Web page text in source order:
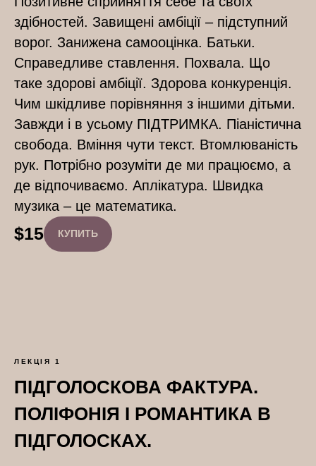
здібностей. Завищені амбіції – підступний
ворог. Занижена самооцінка. Батьки.
Справедливе ставлення. Похвала. Що
таке здорові амбіції. Здорова конкуренція.
Чим шкідливе порівняння з іншими дітьми.
Завжди і в усьому ПІДТРИМКА. Піаністична
свобода. Вміння чути текст. Втомлюваність
рук. Потрібно розуміти де ми працюємо, а
де відпочиваємо. Аплікатура. Швидка
музика – це математика.
$15 КУПИТЬ
ЛЕКЦІЯ 1
ПІДГОЛОСКОВА ФАКТУРА.
ПОЛІФОНІЯ І РОМАНТИКА В
ПІДГОЛОСКАХ.